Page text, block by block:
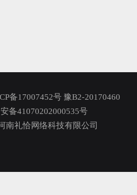
备17007452号 豫B2-20170460
备41070202000535号
南礼恰网络科技有限公司